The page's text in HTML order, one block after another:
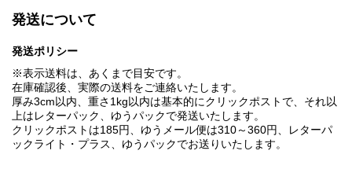
発送について
発送ポリシー
※表示送料は、あくまで目安です。
在庫確認後、実際の送料をご連絡いたします。
厚み3cm以内、重さ1kg以内は基本的にクリックポストで、それ以
上はレターパック、ゆうパックで発送いたします。
クリックポストは185円、ゆうメール便は310～360円、レターパ
ックライト・プラス、ゆうパックでお送りいたします。